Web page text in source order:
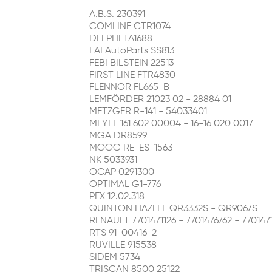
A.B.S. 230391
COMLINE CTR1074
DELPHI TA1688
FAI AutoParts SS813
FEBI BILSTEIN 22513
FIRST LINE FTR4830
FLENNOR FL665-B
LEMFÖRDER 21023 02 - 28884 01
METZGER R-141 - 54033401
MEYLE 161 602 00004 - 16-16 020 0017
MGA DR8599
MOOG RE-ES-1563
NK 5033931
OCAP 0291300
OPTIMAL G1-776
PEX 12.02.318
QUINTON HAZELL QR3332S - QR9067S
RENAULT 7701471126 - 7701476762 -
RTS 91-00416-2
RUVILLE 915538
SIDEM 5734
TRISCAN 8500 25122